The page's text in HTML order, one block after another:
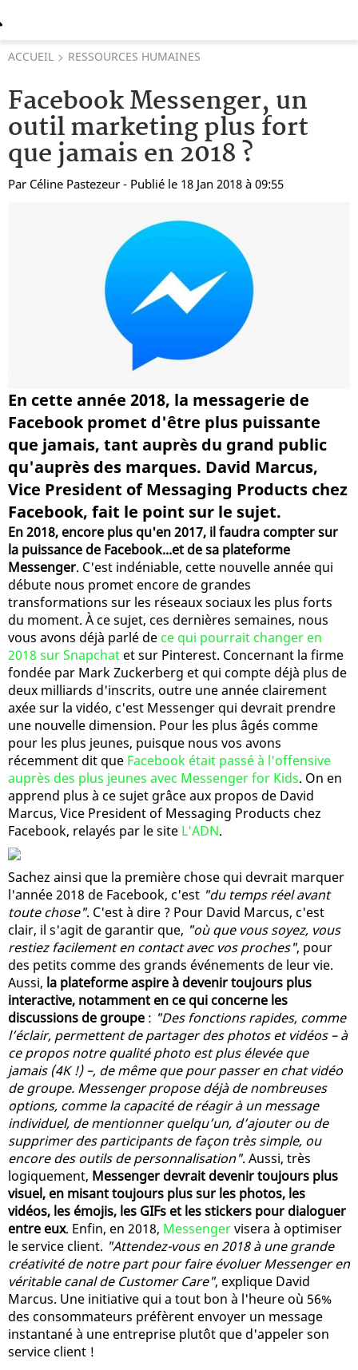
ACCUEIL RESSOURCES HUMAINES
Facebook Messenger, un
outil marketing plus fort
que jamais en 2018 ?
Par Céline Pastezeur - Publié le 18 Jan 2018 à 09:55
En cette année 2018, la messagerie de
Facebook promet d'être plus puissante
que jamais, tant auprès du grand public
qu'auprès des marques. David Marcus,
Vice President of Messaging Products chez
Facebook, fait le point sur le sujet.
En 2018, encore plus qu'en 2017, il faudra compter sur
la puissance de Facebook...et de sa plateforme
Messenger. C'est indéniable, cette nouvelle année qui
débute nous promet encore de grandes
transformations sur les réseaux sociaux les plus forts
du moment. À ce sujet, ces dernières semaines, nous
vous avons déjà parlé de ce qui pourrait changer en
2018 sur Snapchat et sur Pinterest. Concernant la firme
fondée par Mark Zuckerberg et qui compte déjà plus de
deux milliards d'inscrits, outre une année clairement
axée sur la vidéo, c'est Messenger qui devrait prendre
une nouvelle dimension. Pour les plus âgés comme
pour les plus jeunes, puisque nous vos avons
récemment dit que Facebook était passé à l'offensive
auprès des plus jeunes avec Messenger for Kids. On en
apprend plus à ce sujet grâce aux propos de David
Marcus, Vice President of Messaging Products chez
Facebook, relayés par le site L'ADN.
Sachez ainsi que la première chose qui devrait marquer
l'année 2018 de Facebook, c'est "du temps réel avant
toute chose". C'est à dire ? Pour David Marcus, c'est
clair, il s'agit de garantir que, "où que vous soyez, vous
restiez facilement en contact avec vos proches", pour
des petits comme des grands événements de leur vie.
Aussi, la plateforme aspire à devenir toujours plus
interactive, notamment en ce qui concerne les
discussions de groupe : "Des fonctions rapides, comme
l’éclair, permettent de partager des photos et vidéos – à
ce propos notre qualité photo est plus élevée que
jamais (4K !) –, de même que pour passer en chat vidéo
de groupe. Messenger propose déjà de nombreuses
options, comme la capacité de réagir à un message
individuel, de mentionner quelqu’un, d’ajouter ou de
supprimer des participants de façon très simple, ou
encore des outils de personnalisation". Aussi, très
logiquement, Messenger devrait devenir toujours plus
visuel, en misant toujours plus sur les photos, les
vidéos, les émojis, les GIFs et les stickers pour dialoguer
entre eux. Enfin, en 2018, Messengervisera à optimiser
le service client. "Attendez-vous en 2018 à une grande
créativité de notre part pour faire évoluer Messenger en
véritable canal de Customer Care", explique David
Marcus. Une initiative qui a tout bon à l'heure où 56%
des consommateurs préfèrent envoyer un message
instantané à une entreprise plutôt que d'appeler son
service client !